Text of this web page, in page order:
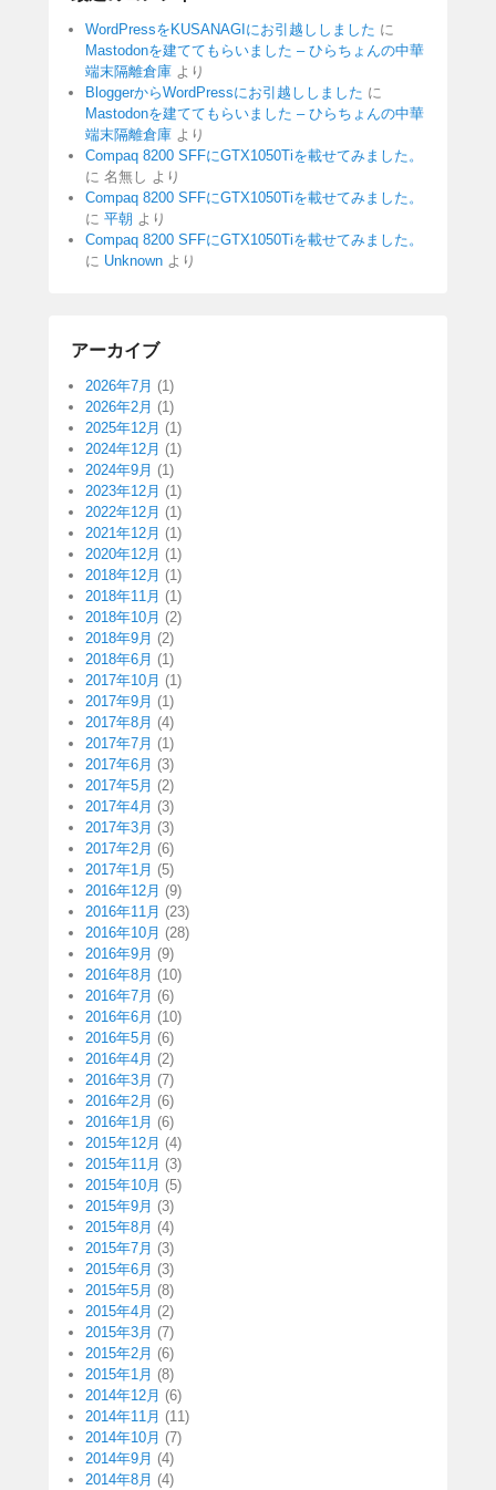
WordPressをKUSANAGIにお引越ししました に
Mastodonを建ててもらいました – ひらちょんの中華
端末隔離倉庫 より
BloggerからWordPressにお引越ししました に
Mastodonを建ててもらいました – ひらちょんの中華
端末隔離倉庫 より
Compaq 8200 SFFにGTX1050Tiを載せてみました。
に 名無し より
Compaq 8200 SFFにGTX1050Tiを載せてみました。
に 平朝 より
Compaq 8200 SFFにGTX1050Tiを載せてみました。
に Unknown より
アーカイブ
2026年7月 (1)
2026年2月 (1)
2025年12月 (1)
2024年12月 (1)
2024年9月 (1)
2023年12月 (1)
2022年12月 (1)
2021年12月 (1)
2020年12月 (1)
2018年12月 (1)
2018年11月 (1)
2018年10月 (2)
2018年9月 (2)
2018年6月 (1)
2017年10月 (1)
2017年9月 (1)
2017年8月 (4)
2017年7月 (1)
2017年6月 (3)
2017年5月 (2)
2017年4月 (3)
2017年3月 (3)
2017年2月 (6)
2017年1月 (5)
2016年12月 (9)
2016年11月 (23)
2016年10月 (28)
2016年9月 (9)
2016年8月 (10)
2016年7月 (6)
2016年6月 (10)
2016年5月 (6)
2016年4月 (2)
2016年3月 (7)
2016年2月 (6)
2016年1月 (6)
2015年12月 (4)
2015年11月 (3)
2015年10月 (5)
2015年9月 (3)
2015年8月 (4)
2015年7月 (3)
2015年6月 (3)
2015年5月 (8)
2015年4月 (2)
2015年3月 (7)
2015年2月 (6)
2015年1月 (8)
2014年12月 (6)
2014年11月 (11)
2014年10月 (7)
2014年9月 (4)
2014年8月 (4)